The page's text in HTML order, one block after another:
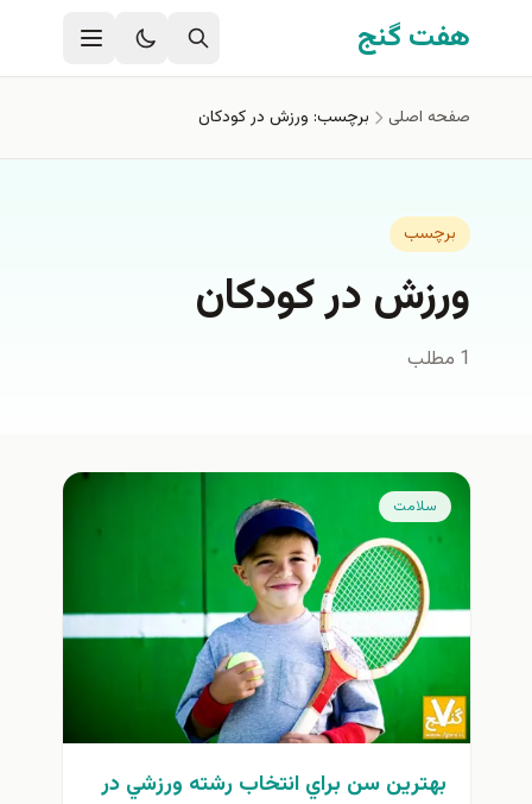
رفتن به محتوای اصلی
هفت گنج
صفحه اصلی برچسب: ورزش در كودكان
برچسب
ورزش در كودكان
1 مطلب
سلامت
بهترين سن براي انتخاب رشته ورزشي در